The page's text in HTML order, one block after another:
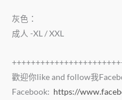
灰色：
成人 -XL / XXL
歡迎你like and follow我
Facebook: https://